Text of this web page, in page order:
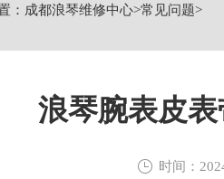
： 成都浪琴维修中心>常见问题>
浪琴腕表皮
 时间：